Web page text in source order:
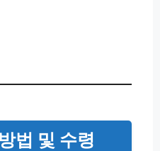
법 및 수령